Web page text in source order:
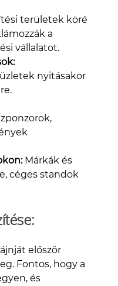
területek köré
a
vállalatot.
nyitásakor
Márkák és
céges standok
először
Fontos, hogy a
és